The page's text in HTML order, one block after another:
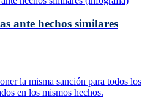
ante hechos similares
la misma sanción para todos los
en los mismos hechos.